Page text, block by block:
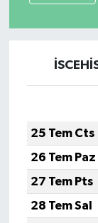
25 Tem Cts
26 Tem Paz
27 Tem Pts
28 Tem Sal